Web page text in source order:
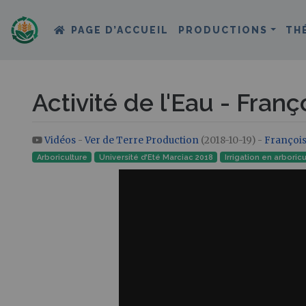
PAGE D’ACCUEIL PRODUCTIONS
Activité de l'Eau -
Aller à :navigation,rechercher
Vidéos - Ver de Terre Production (2018-10-19) -
Arboriculture Université d'Eté Marciac 2018 Irrigation en